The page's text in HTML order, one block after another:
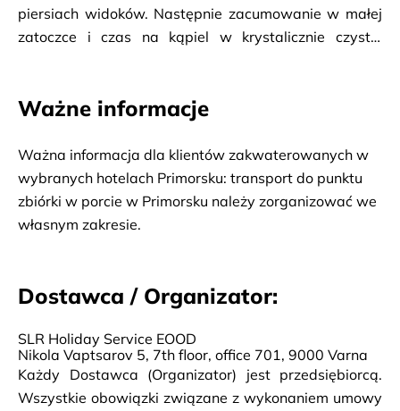
piersiach widoków. Następnie zacumowanie w małej
zatoczce i czas na kąpiel w krystalicznie czystej
hoteli/punktów odbioru.
Ważne informacje
Ważna informacja dla klientów zakwaterowanych w
wybranych hotelach Primorsku: transport do punktu
zbiórki w porcie w Primorsku należy zorganizować we
własnym zakresie.
Dostawca / Organizator:
SLR Holiday Service EOOD
Nikola Vaptsarov 5, 7th floor, office 701, 9000 Varna
Każdy Dostawca (Organizator) jest przedsiębiorcą.
Wszystkie obowiązki związane z wykonaniem umowy